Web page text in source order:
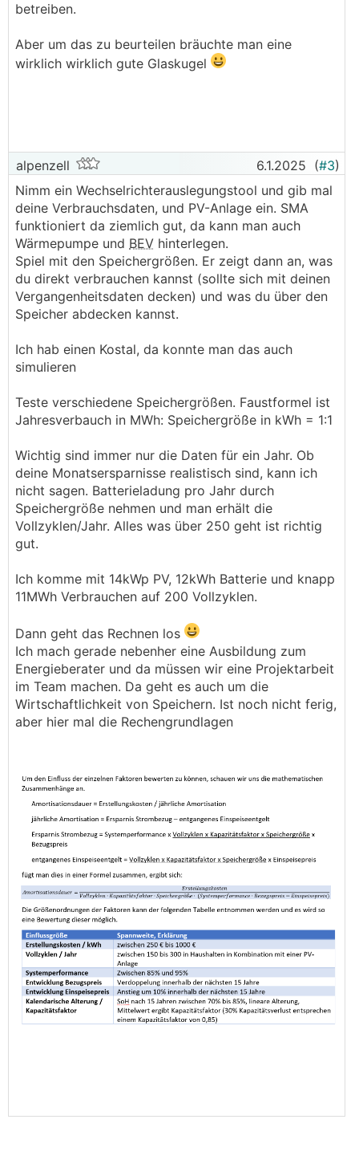
betreiben.
Aber um das zu beurteilen bräuchte man eine
wirklich wirklich gute Glaskugel
alpenzell 6.1.2025 (#3)
Nimm ein Wechselrichterauslegungstool und gib mal
deine Verbrauchsdaten, und PV-Anlage ein. SMA
funktioniert da ziemlich gut, da kann man auch
Wärmepumpe und BEV hinterlegen.
Spiel mit den Speichergrößen. Er zeigt dann an, was
du direkt verbrauchen kannst (sollte sich mit deinen
Vergangenheitsdaten decken) und was du über den
Speicher abdecken kannst.
Ich hab einen Kostal, da konnte man das auch
simulieren
Teste verschiedene Speichergrößen. Faustformel ist
Jahresverbauch in MWh: Speichergröße in kWh = 1:1
Wichtig sind immer nur die Daten für ein Jahr. Ob
deine Monatsersparnisse realistisch sind, kann ich
nicht sagen. Batterieladung pro Jahr durch
Speichergröße nehmen und man erhält die
Vollzyklen/Jahr. Alles was über 250 geht ist richtig
gut.
Ich komme mit 14kWp PV, 12kWh Batterie und knapp
11MWh Verbrauchen auf 200 Vollzyklen.
Dann geht das Rechnen los
Ich mach gerade nebenher eine Ausbildung zum
Energieberater und da müssen wir eine Projektarbeit
im Team machen. Da geht es auch um die
Wirtschaftlichkeit von Speichern. Ist noch nicht ferig,
aber hier mal die Rechengrundlagen